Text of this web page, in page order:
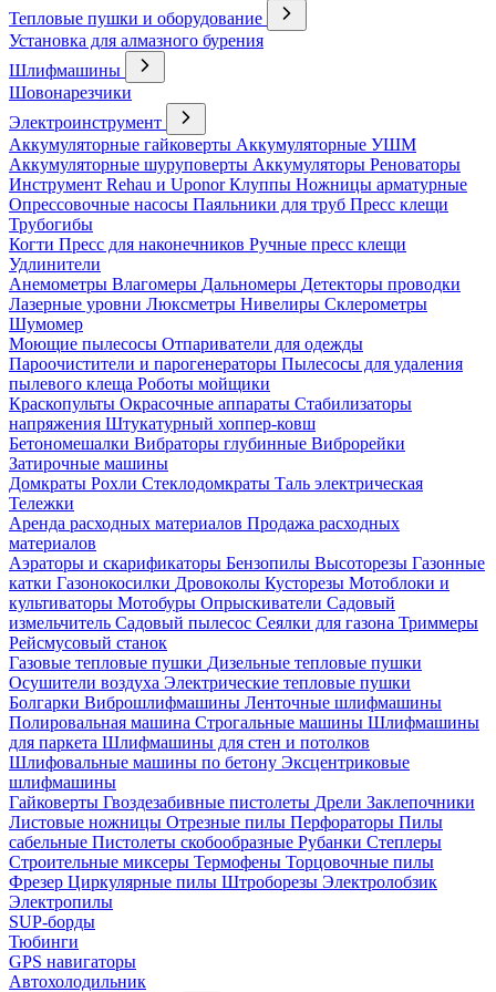
Тепловые пушки и оборудование
Установка для алмазного бурения
Шлифмашины
Шовонарезчики
Электроинструмент
Аккумуляторные гайковерты Аккумуляторные УШМ
Аккумуляторные шуруповерты Аккумуляторы Реноваторы
Инструмент Rehau и UponorКлуппы Ножницы арматурные
Опрессовочные насосы Паяльники для труб Пресс клещи
Трубогибы
Когти Пресс для наконечников Ручные пресс клещи
Удлинители
Анемометры Влагомеры Дальномеры Детекторы проводки
Лазерные уровни Люксметры Нивелиры Склерометры
Шумомер
Моющие пылесосы Отпариватели для одежды
Пароочистители и парогенераторы Пылесосы для удаления
пылевого клеща Роботы мойщики
Краскопульты Окрасочные аппараты Стабилизаторы
напряжения Штукатурный хоппер-ковш
Бетономешалки Вибраторы глубинные Виброрейки
Затирочные машины
Домкраты Рохли Стеклодомкраты Таль электрическая
Тележки
Аренда расходных материалов Продажа расходных
материалов
Аэраторы и скарификаторы Бензопилы Высоторезы Газонные
катки Газонокосилки Дровоколы Кусторезы Мотоблоки и
культиваторы Мотобуры Опрыскиватели Садовый
измельчитель Садовый пылесос Сеялки для газона Триммеры
Рейсмусовый станок
Газовые тепловые пушки Дизельные тепловые пушки
Осушители воздуха Электрические тепловые пушки
Болгарки Виброшлифмашины Ленточные шлифмашины
Полировальная машина Строгальные машины Шлифмашины
для паркета Шлифмашины для стен и потолков
Шлифовальные машины по бетону Эксцентриковые
шлифмашины
Гайковерты Гвоздезабивные пистолеты Дрели Заклепочники
Листовые ножницы Отрезные пилы Перфораторы Пилы
сабельные Пистолеты скобообразные Рубанки Степлеры
Строительные миксеры Термофены Торцовочные пилы
Фрезер Циркулярные пилы Штроборезы Электролобзик
Электропилы
SUP-борды
Тюбинги
GPS навигаторы
Автохолодильник